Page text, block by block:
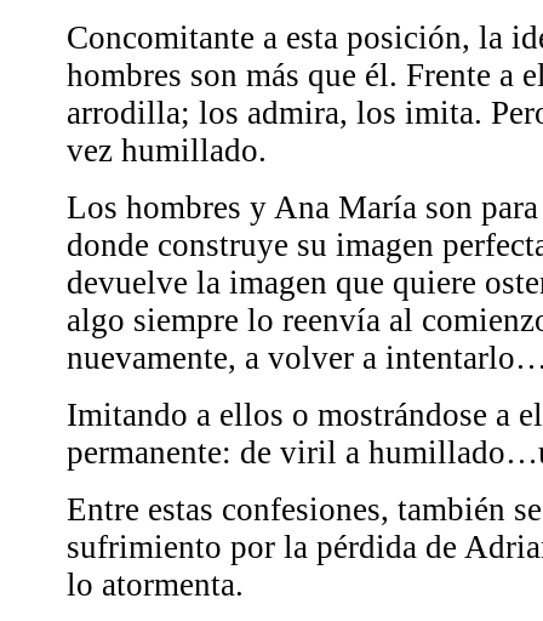
Concomitante a esta posición, la
hombres son más que él. Frente a
arrodilla; los admira, los imita.
vez humillado.
Los hombres y Ana María son
donde construye su imagen
devuelve la imagen que quiere
algo siempre lo reenvía al
nuevamente, a volver a
Imitando a ellos o mostrándose a
permanente: de viril a
Entre estas confesiones, también
sufrimiento por la pérdida de
lo atormenta.